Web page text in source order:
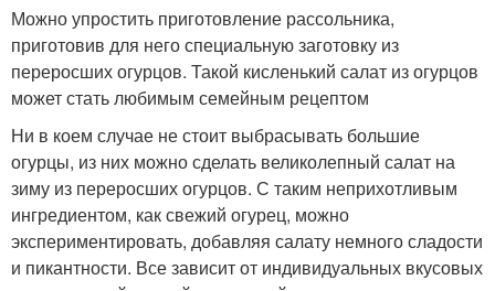
Можно упростить приготовление рассольника,
приготовив для него специальную заготовку из
переросших огурцов. Такой кисленький салат из огурцов
может стать любимым семейным рецептом
Ни в коем случае не стоит выбрасывать большие
огурцы, из них можно сделать великолепный салат на
зиму из переросших огурцов. С таким неприхотливым
ингредиентом, как свежий огурец, можно
экспериментировать, добавляя салату немного сладости
и пикантности. Все зависит от индивидуальных вкусовых